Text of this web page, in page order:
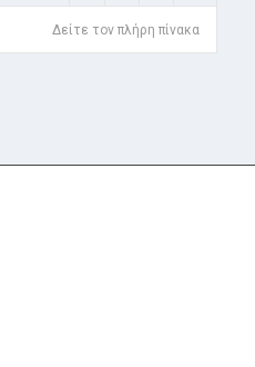
Δείτε τον πλήρη πίνακα